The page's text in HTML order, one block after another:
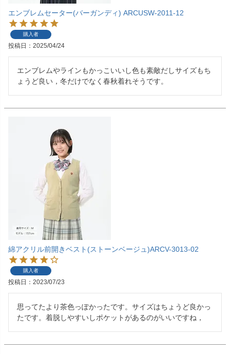
エンブレムセーター(バーガンディ) ARCUSW-2011-12
購入者
投稿日 2025/04/24
エンブレムやラインもかっこいいし色も素敵だしサイズもち
ょうど良い，冬だけでなく春秋着れそうです。
綿アクリル前開きベスト(ストーンベージュ)ARCV-3013-02
購入者
投稿日 2023/07/23
思ってたより茶色っぽかったです。サイズはちょうど良かっ
たです。着脱しやすいしポケットがあるのがいいですね，